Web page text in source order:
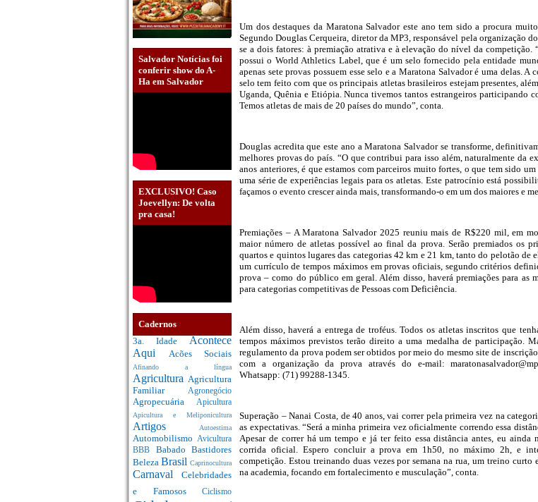
Salvador Notícias foi
conferir show do A-
Ha em Salvador
EXCLUSIVO! Caso
Joevellyn: De volta
pra casa!
Cadernos
3a. Idade Acontece
Aqui Acões Sociais
Afinando a língua
Agricultura Agricultura
Familiar Agronegócio
Agropecuária Apicultura
Apicultura e Meliponicultura
Artigos Autoestima
Automobilismo Avicultura
BBB Babado Bastidores
Beleza Brasil Caprinocultura
Carnaval Celebridades
e Famosos Ciclismo
Um dos destaques da Maratona Salvador este ano tem sido a procura
Segundo Douglas Cerqueira, diretor da MP3, responsável pela organização
se a dois fatores: à premiação atrativa e à elevação do nível da competição.
possui o World Athletics Label, que é um selo fornecido pela entidade
apenas sete provas possuem esse selo e a Maratona Salvador é uma delas.
selo tem feito com que os principais atletas brasileiros estejam presentes,
Uganda, Quênia e Etiópia. Nunca tivemos tantos estrangeiros participando
Temos atletas de mais de 20 países do mundo”, conta.
Douglas acredita que este ano a Maratona Salvador se transforme,
melhores provas do país. “O que contribui para isso além, naturalmente da
anos anteriores, é que estamos com parceiros muito fortes, o que tem sido
uma série de experiências legais para os atletas. Este patrocínio está
façamos o evento crescer ainda mais, transformando-o em um dos maiores e
Premiações – A Maratona Salvador 2025 reuniu mais de R$220 mil, em
maior número de atletas possível ao final da prova. Serão premiados os
quartos e quintos lugares das categorias 42 km e 21 km, tanto do pelotão de
um currículo de tempos máximos em provas oficiais, segundo critérios
prova – como do público em geral. Além disso, haverá premiações para as
para categorias competitivas de Pessoas com Deficiência.
Além disso, haverá a entrega de troféus. Todos os atletas inscritos que
tempos máximos previstos terão direito a uma medalha de participação.
regulamento da prova podem ser obtidos por meio do mesmo site de
com a organização da prova através do e-mail:
Whatsapp: (71) 99288-1345.
Superação – Nanai Costa, de 40 anos, vai correr pela primeira vez na
as expectativas. “Será a minha primeira vez oficialmente correndo essa
Apesar de correr há um tempo e já ter feito essa distância antes, eu
corrida oficial. Espero concluir a prova em 1h50, no máximo 2h, e
competição. Estou treinando duas vezes por semana na rua, um treino curto
na academia, focando em fortalecimento e musculação”, conta.